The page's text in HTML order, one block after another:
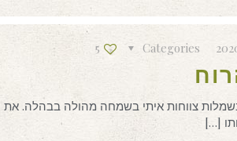
Categories
5
צווחות איתי בשמחה מהולה בבהלה.
[…]